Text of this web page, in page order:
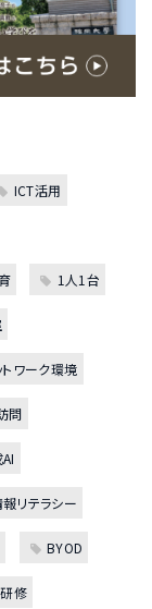
ICT活用
1人1台
トワーク環境
問
リテラシー
BYOD
修